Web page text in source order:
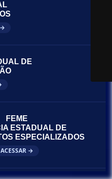
DE
FEME
ESTADUAL DE
ESPECIALIZADOS
ACESSAR →